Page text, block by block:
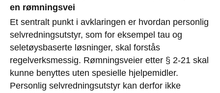
en rømningsvei
Et sentralt punkt i avklaringen er hvordan personlig
selvredningsutstyr, som for eksempel tau og
seletøysbaserte løsninger, skal forstås
regelverksmessig. Rømningsveier etter § 2-21 skal
kunne benyttes uten spesielle hjelpemidler.
Personlig selvredningsutstyr kan derfor ikke